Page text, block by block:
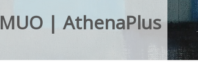
MUO | AthenaPlus